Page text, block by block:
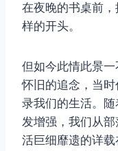
在夜晚的书桌前
样的开头。
但如今此情此景
怀旧的追念，当
录我们的生活。
发增强，我们从
活巨细靡遗的详